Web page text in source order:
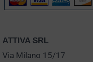
ATTIVA SRL
Via Milano 15/17